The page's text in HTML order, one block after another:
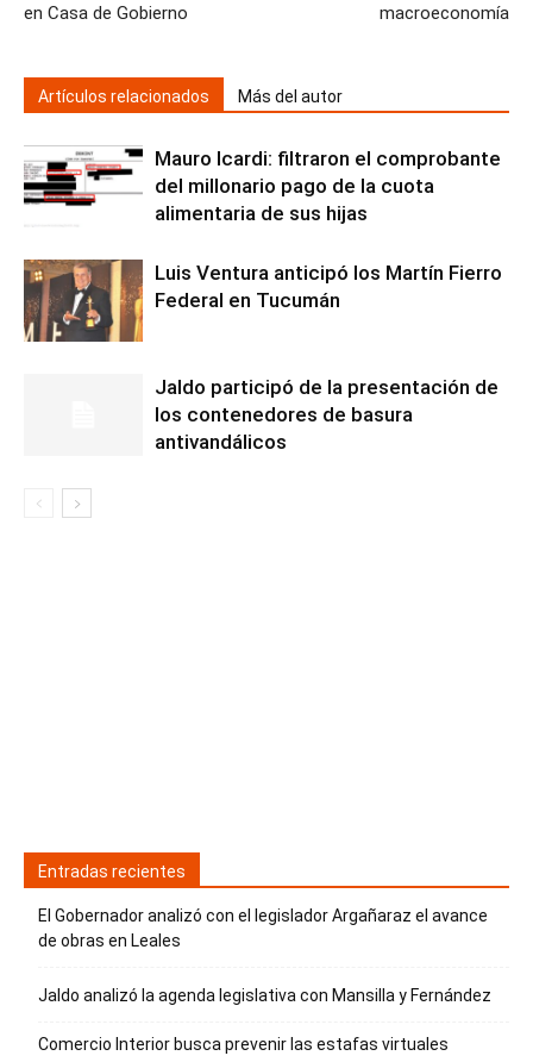
en Casa de Gobierno
macroeconomía
Artículos relacionados Más del autor
Mauro Icardi: filtraron el comprobante
del millonario pago de la cuota
alimentaria de sus hijas
Luis Ventura anticipó los Martín Fierro
Federal en Tucumán
Jaldo participó de la presentación de
los contenedores de basura
antivandálicos
Entradas recientes
El Gobernador analizó con el legislador Argañaraz el avance
de obras en Leales
Jaldo analizó la agenda legislativa con Mansilla y Fernández
Comercio Interior busca prevenir las estafas virtuales